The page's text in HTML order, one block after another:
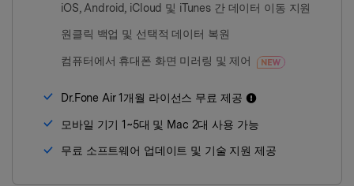
iOS, Android, iCloud 및 iTunes 간 데이터 이동 지원
원클릭 백업 및 선택적 데이터 복원
컴퓨터에서 휴대폰 화면 미러링 및 제어
Dr.Fone Air 1개월 라이선스 무료 제공
모바일 기기 1~5대 및 Mac 2대 사용 가능
무료 소프트웨어 업데이트 및 기술 지원 제공